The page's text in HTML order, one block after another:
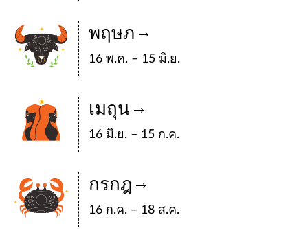
พฤษภ
16 พ.ค. – 15 มิ.ย.
เมถุน
16 มิ.ย. – 15 ก.ค.
กรกฎ
16 ก.ค. – 18 ส.ค.